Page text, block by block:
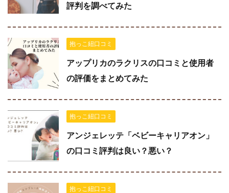
評判を調べてみた
抱っこ紐口コミ
アップリカのラクリスの口コミと使用者
の評価をまとめてみた
抱っこ紐口コミ
アンジェレッテ「ベビーキャリアオン」
の口コミ評判は良い？悪い？
抱っこ紐口コミ